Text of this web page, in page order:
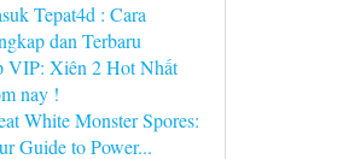
Tepat4d : Cara
dan Terbaru
VIP: Xiên 2 Hot Nhất
nay !
White Monster Spores:
Guide to Power...